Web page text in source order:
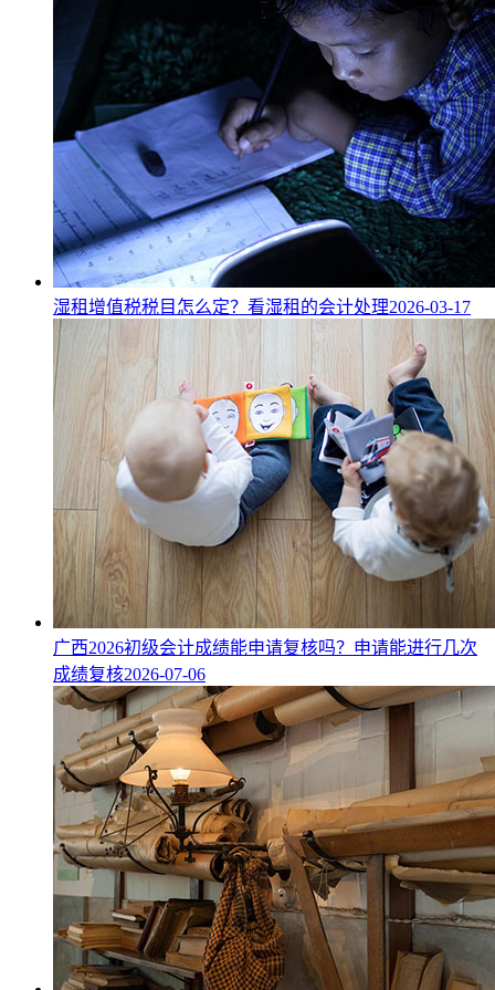
湿租增值税税目怎么定？看湿租的会计处理2026-03-17
广西2026初级会计成绩能申请复核吗？申请能进行几次
成绩复核2026-07-06